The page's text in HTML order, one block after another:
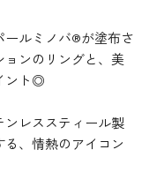
ールミノバ®が塗布さ
ンのリングと、美
ント◎
レススティール製
、情熱のアイコン